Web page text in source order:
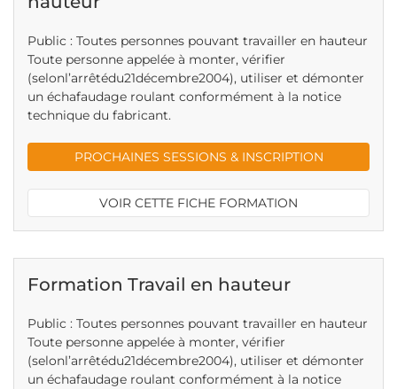
Public : Toutes personnes pouvant travailler en hauteur
Toute personne appelée à monter, vérifier
(selonl’arrêtédu21décembre2004), utiliser et démonter
un échafaudage roulant conformément à la notice
technique du fabricant.
PROCHAINES SESSIONS & INSCRIPTION
VOIR CETTE FICHE FORMATION
Formation Travail en hauteur
Public : Toutes personnes pouvant travailler en hauteur
Toute personne appelée à monter, vérifier
(selonl’arrêtédu21décembre2004), utiliser et démonter
un échafaudage roulant conformément à la notice